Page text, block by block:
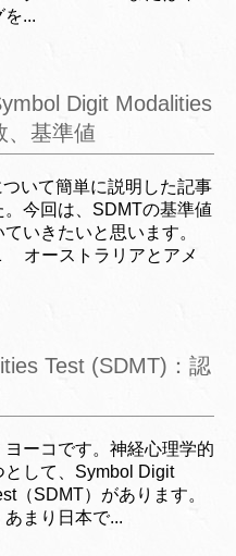
を...
Digit Modalities
、基準値
いて簡単に説明した記事
。今回は、SDMTの基準値
いきたいと思います。
オーストラリアとアメ
Test (SDMT)：認
ヨーコです。神経心理学的
として、Symbol Digit
（SDMT）があります。
あまり日本で...